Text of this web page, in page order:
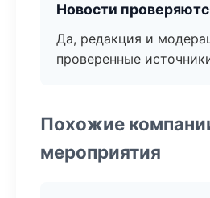
Новости
Да, редакция и
проверенные
Похожие
мероприятия